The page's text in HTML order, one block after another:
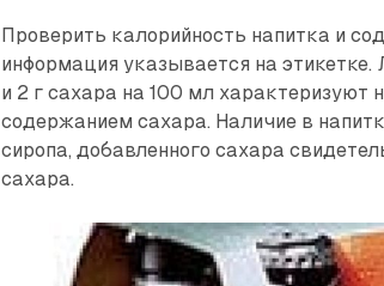
Проверить калорийность напитка и
информация указывается на
и 2 г сахара на 100 мл характеризуют
содержанием сахара. Наличие в
сиропа, добавленного сахара
сахара.